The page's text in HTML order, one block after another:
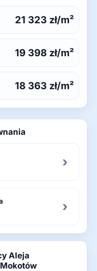
21 323 zł/m²
19 398 zł/m²
18 363 zł/m²
›
›
Aleja